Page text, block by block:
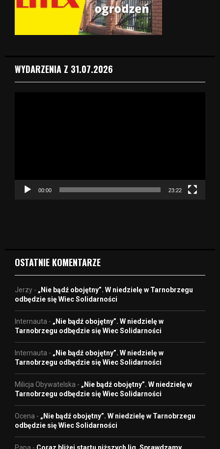
WYDARZENIA Z 31.07.2026
c
00:00 23:22
OSTATNIE KOMENTARZE
Jerzy - „Nie bądź obojętny”. W niedzielę w Tarnobrzegu
odbędzie się Wiec Solidarności
Internauta - „Nie bądź obojętny”. W niedzielę w
Tarnobrzegu odbędzie się Wiec Solidarności
Internauta - „Nie bądź obojętny”. W niedzielę w
Tarnobrzegu odbędzie się Wiec Solidarności
Milicja Obywatelska - „Nie bądź obojętny”. W niedzielę w
Tarnobrzegu odbędzie się Wiec Solidarności
Ocena - „Nie bądź obojętny”. W niedzielę w Tarnobrzegu
odbędzie się Wiec Solidarności
Papa - Coraz bliżej startu niższych lig. Sprawdzamy